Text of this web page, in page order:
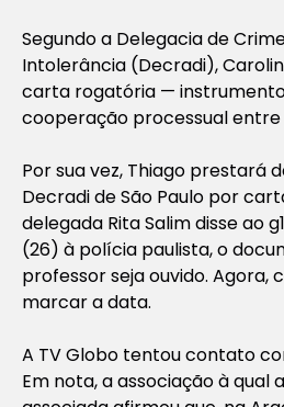
Segundo a Delegacia de
Intolerância (Decradi),
carta rogatória —
cooperação processual entre
Por sua vez, Thiago prestará
Decradi de São Paulo por
delegada Rita Salim disse ao
(26) à polícia paulista, o
professor seja ouvido. Agora,
marcar a data.
A TV Globo tentou contato
Em nota, a associação à qual